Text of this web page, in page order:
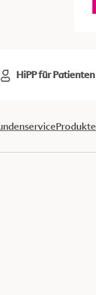
HiPP für Patienten
Produkte